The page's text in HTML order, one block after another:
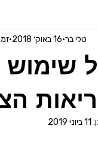
טלי בר 16 באוק׳ 2018 זמן
11 ביוני 2019